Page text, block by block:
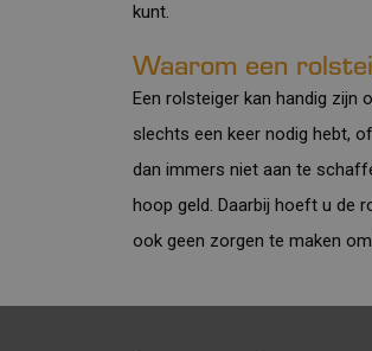
kunt.
Waarom een
Een rolsteiger kan handig zijn
slechts een keer nodig hebt,
dan immers niet aan te
hoop geld. Daarbij hoeft u de
ook geen zorgen te maken